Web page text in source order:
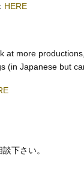
HERE
at more
(in Japanese but
下さい。